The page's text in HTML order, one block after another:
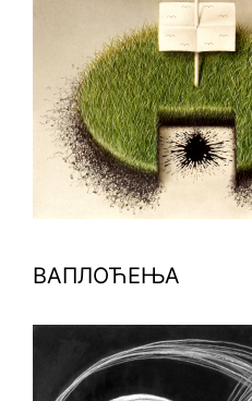
ВАПЛОЋЕЊА